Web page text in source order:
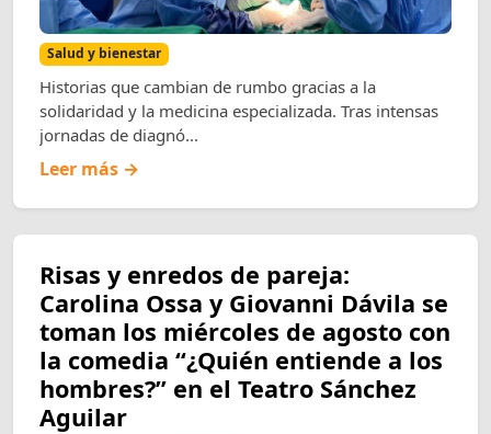
Salud y bienestar
Historias que cambian de rumbo gracias a la
solidaridad y la medicina especializada. Tras intensas
jornadas de diagnó...
Leer más →
Risas y enredos de pareja:
Carolina Ossa y Giovanni Dávila se
toman los miércoles de agosto con
la comedia “¿Quién entiende a los
hombres?” en el Teatro Sánchez
Aguilar